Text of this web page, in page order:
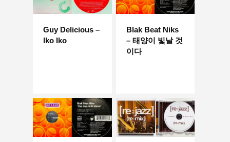
Guy Delicious –
Iko Iko
Blak Beat Niks
– 태양이 빛날 것
이다